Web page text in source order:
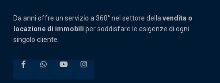
Da anni offre un servizio a 360° nel settore dellavendita o
locazione di immobili per soddisfare le esigenze di ogni
singolo cliente.